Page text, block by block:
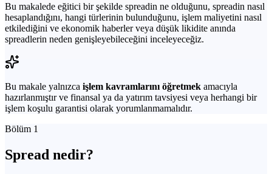
Bu makalede eğitici bir şekilde spreadin ne olduğunu, spreadin nasıl
hesaplandığını, hangi türlerinin bulunduğunu, işlem maliyetini nasıl
etkilediğini ve ekonomik haberler veya düşük likidite anında
spreadlerin neden genişleyebileceğini inceleyeceğiz.
Bu makale yalnızca işlem kavramlarını öğretmek amacıyla
hazırlanmıştır ve finansal ya da yatırım tavsiyesi veya herhangi bir
işlem koşulu garantisi olarak yorumlanmamalıdır.
Bölüm 1
Spread nedir?